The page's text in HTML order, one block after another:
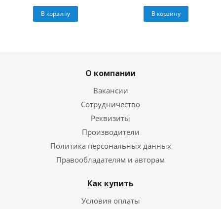
В корзину В корзину
О компании
Вакансии
Сотрудничество
Реквизиты
Производители
Политика персональных данных
Правообладателям и авторам
Как купить
Условия оплаты